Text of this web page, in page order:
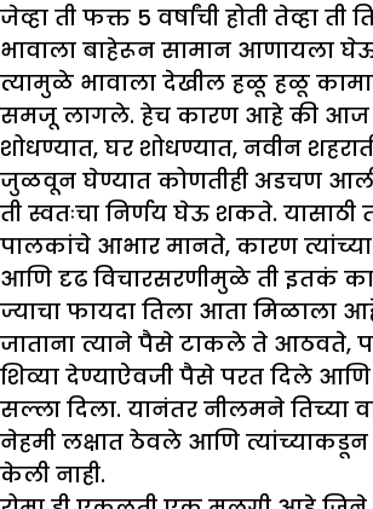
जेव्हा ती फक्त 5 वर्षांची होती तेव्हा ती
भावाला बाहेरून सामान आणायला
त्यामुळे भावाला देखील हळू हळू
समजू लागले. हेच कारण आहे की आज
शोधण्यात, घर शोधण्यात, नवीन
जुळवून घेण्यात कोणतीही अडचण आली
ती स्वतःचा निर्णय घेऊ शकते. यासाठी
पालकांचे आभार मानते, कारण त्यांच्या
आणि दृढ विचारसरणीमुळे ती इतकं
ज्याचा फायदा तिला आता मिळाला
जाताना त्याने पैसे टाकले ते आठवते,
शिव्या देण्याऐवजी पैसे परत दिले
सल्ला दिला. यानंतर नीलमने तिच्या
नेहमी लक्षात ठेवले आणि
केली नाही.